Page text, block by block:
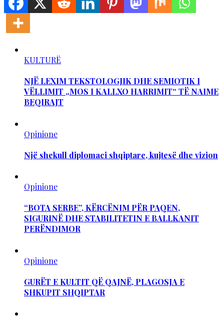
KULTURË
NJË LEXIM TEKSTOLOGJIK DHE SEMIOTIK I
VËLLIMIT „MOS I KALLXO HARRIMIT“ TË NAIME
BEQIRAJT
Opinione
Një shekull diplomaci shqiptare, kujtesë dhe vizion
Opinione
“BOTA SERBE”, KËRCËNIM PËR PAQEN,
SIGURINË DHE STABILITETIN E BALLKANIT
PERËNDIMOR
Opinione
GURËT E KULTIT QË QAJNË, PLAGOSJA E
SHKUPIT SHQIPTAR